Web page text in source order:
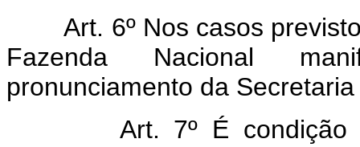
Art. 6º Nos casos
Fazenda Nacional
pronunciamento da
Art. 7º É